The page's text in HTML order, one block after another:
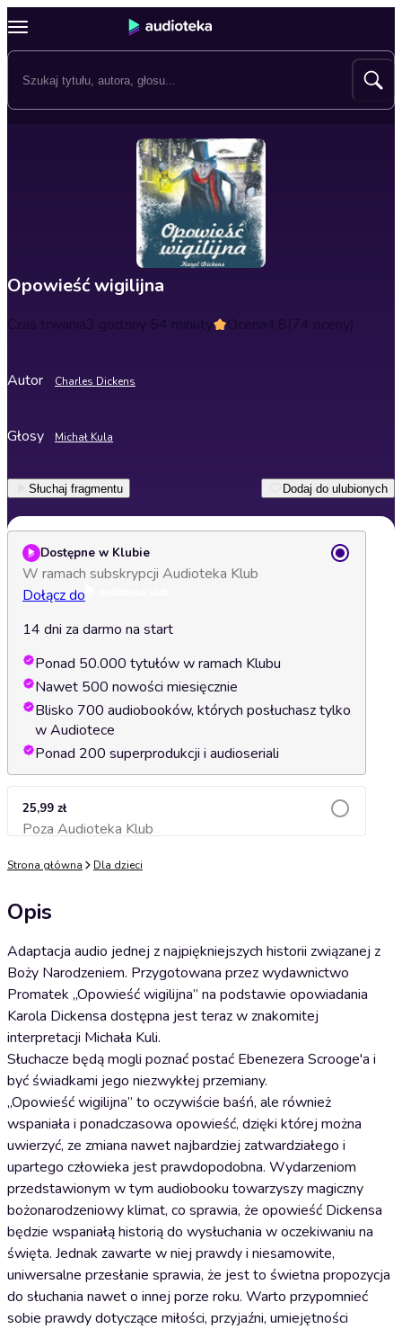
Opowieść wigilijna
Czas trwania3 godziny 54 minuty Ocena4.8(74 oceny)
Autor Charles Dickens
Głosy Michał Kula
Słuchaj fragmentu Dodaj do ulubionych
Dostępne w Klubie
W ramach subskrypcji Audioteka Klub
Dołącz do
14 dni za darmo na start
Ponad 50.000 tytułów w ramach Klubu
Nawet 500 nowości miesięcznie
Blisko 700 audiobooków, których posłuchasz tylko
w Audiotece
Ponad 200 superprodukcji i audioseriali
25,99 zł
Poza Audioteka KlubDodaj do koszyka
Strona główna Dla dzieci
Opis
Adaptacja audio jednej z najpiękniejszych historii związanej z
Boży Narodzeniem. Przygotowana przez wydawnictwo
Promatek „Opowieść wigilijna” na podstawie opowiadania
Karola Dickensa dostępna jest teraz w znakomitej
interpretacji Michała Kuli.
Słuchacze będą mogli poznać postać Ebenezera Scrooge'a i
być świadkami jego niezwykłej przemiany.
„Opowieść wigilijna” to oczywiście baśń, ale również
wspaniała i ponadczasowa opowieść, dzięki której można
uwierzyć, ze zmiana nawet najbardziej zatwardziałego i
upartego człowieka jest prawdopodobna. Wydarzeniom
przedstawionym w tym audiobooku towarzyszy magiczny
bożonarodzeniowy klimat, co sprawia, że opowieść Dickensa
będzie wspaniałą historią do wysłuchania w oczekiwaniu na
święta. Jednak zawarte w niej prawdy i niesamowite,
uniwersalne przesłanie sprawia, że jest to świetna propozycja
do słuchania nawet o innej porze roku. Warto przypomnieć
sobie prawdy dotyczące miłości, przyjaźni, umiejętności